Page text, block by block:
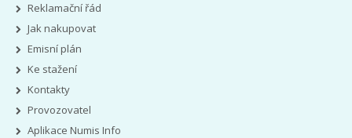
Reklamační řád
Jak nakupovat
Emisní plán
Ke stažení
Kontakty
Provozovatel
Aplikace Numis Info